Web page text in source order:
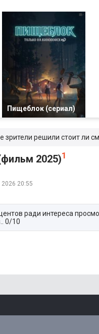
Пищеблок (сериал)
зрители решили стоит ли
2025)1
20:55
ради интереса
0/10